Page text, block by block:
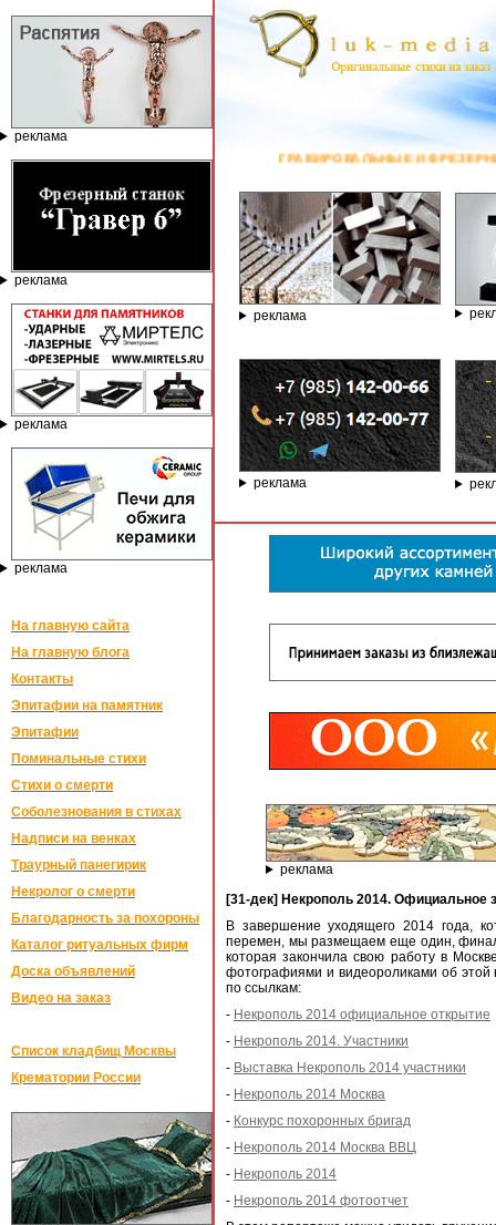
реклама
реклама
реклама
реклама
На главную сайта
На главную блога
Контакты
Эпитафии на памятник
Эпитафии
Поминальные стихи
Стихи о смерти
Соболезнования в стихах
Надписи на венках
Траурный панегирик
Некролог о смерти
Благодарность за похороны
Каталог ритуальных фирм
Доска объявлений
Видео на заказ
Список кладбищ Москвы
Крематории России
ГРАВИРОВАЛЬНЫЕ И ФРЕЗЕРНЫЕ СТАНКИ ПО КАМНЮ ОТ
реклама
реклама
реклама
[31-дек] Некрополь 2014. Официальное
В завершение уходящего 2014 года,
перемен, мы размещаем еще один,
которая закончила свою работу в
фотографиями и видеороликами об
по ссылкам:
- Некрополь 2014 официальное открытие
- Некрополь 2014. Участники
- Выставка Некрополь 2014 участники
- Некрополь 2014 Москва
- Конкурс похоронных бригад
- Некрополь 2014 Москва ВВЦ
- Некрополь 2014
- Некрополь 2014 фотоотчет